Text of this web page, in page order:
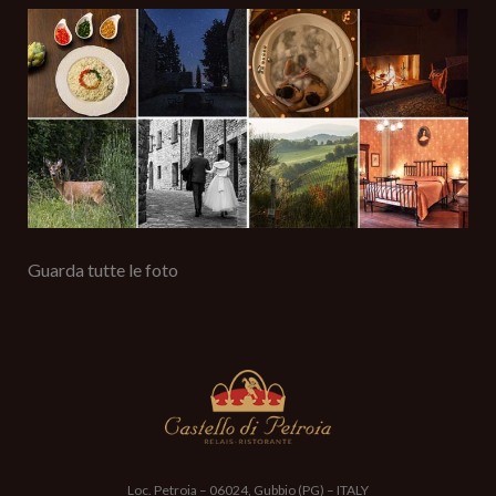
Il tuo messaggio (richiesto)
Acconsento al trattamento dati ai sensi e per gli effetti degli
articoli 7, 13 e 23 del D.Lgs. n.196/2003
Guarda tutte le foto
Loc. Petroia – 06024, Gubbio (PG) – ITALY